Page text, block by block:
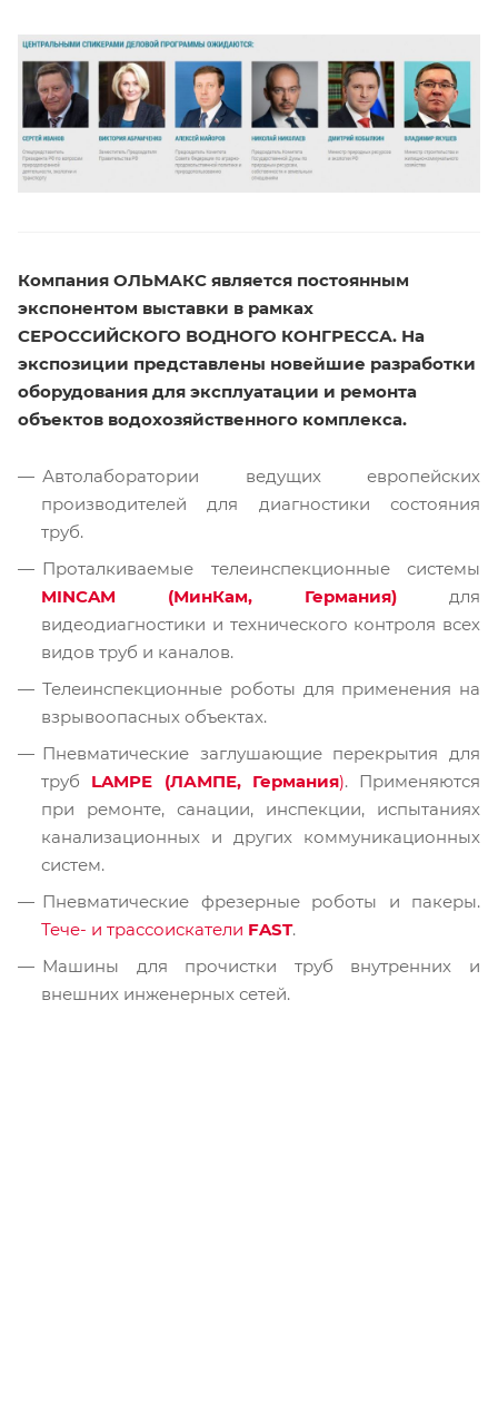
Компания ОЛЬМАКС является постоянным
экспонентом выставки в рамках
СЕРОССИЙСКОГО ВОДНОГО КОНГРЕССА. На
экспозиции представлены новейшие разработки
оборудования для эксплуатации и ремонта
объектов водохозяйственного комплекса.
Автолаборатории ведущих европейских
производителей для диагностики состояния
труб.
Проталкиваемые телеинспекционные системы
MINCAM (МинКам, Германия) для
видеодиагностики и технического контроля всех
видов труб и каналов.
Телеинспекционные роботы для применения на
взрывоопасных объектах.
Пневматические заглушающие перекрытия для
труб LAMPE (ЛАМПЕ, Германия). Применяются
при ремонте, санации, инспекции, испытаниях
канализационных и других коммуникационных
систем.
Пневматические фрезерные роботы и пакеры.
Тече- и трассоискатели FAST.
Машины для прочистки труб внутренних и
внешних инженерных сетей.